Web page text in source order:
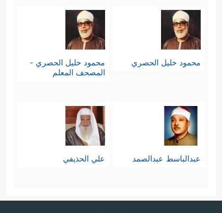
محمود خليل الحصري
محمود خليل الحصري -
المصحف المعلم
عبدالباسط عبدالصمد علي الحذيفي